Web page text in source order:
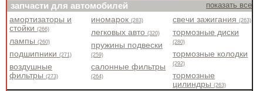
запчасти для автомобилей показать все
амортизаторы и
стойки(266)
лампы(260)
подшипники(271)
воздушные
фильтры(273)
иномарок(283)
легковых авто(320)
пружины подвески
(259)
салонные фильтры
(264)
свечи зажигания(263)
тормозные диски
(280)
тормозные колодки
(292)
тормозные
цилиндры(263)